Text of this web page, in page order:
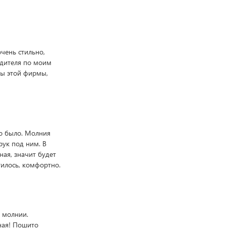
стильно,
по моим
этой фирмы,
было. Молния
под ним. В
значит будет
комфортно.
молнии.
Пошито